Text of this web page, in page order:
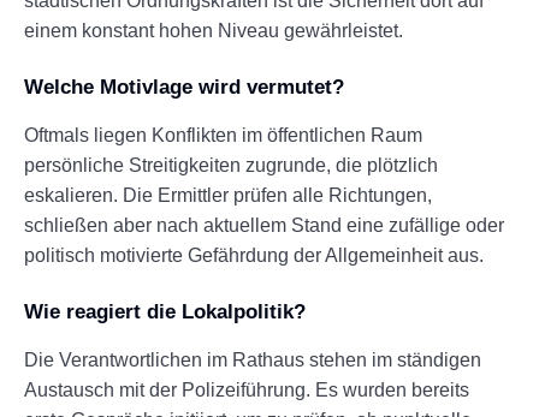
einem konstant hohen Niveau gewährleistet.
Welche Motivlage wird vermutet?
Oftmals liegen Konflikten im öffentlichen Raum
persönliche Streitigkeiten zugrunde, die plötzlich
eskalieren. Die Ermittler prüfen alle Richtungen,
schließen aber nach aktuellem Stand eine zufällige oder
politisch motivierte Gefährdung der Allgemeinheit aus.
Wie reagiert die Lokalpolitik?
Die Verantwortlichen im Rathaus stehen im ständigen
Austausch mit der Polizeiführung. Es wurden bereits